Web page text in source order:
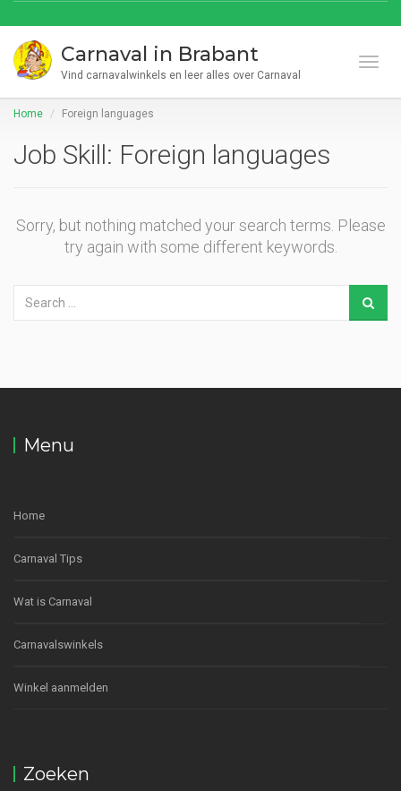
Carnaval in Brabant
Vind carnavalwinkels en leer alles over Carnaval
Home Foreign languages
Job Skill: Foreign languages
Sorry, but nothing matched your search terms. Please
try again with some different keywords.
Menu
Home
Carnaval Tips
Wat is Carnaval
Carnavalswinkels
Winkel aanmelden
Zoeken